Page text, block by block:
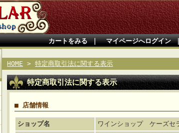
カートをみる｜ マイページへログイン
HOME > 特定商取引法に関する表示
特定商取引法に関する表示
■ 店舗情報
ショップ名
ワインショップ ケーズセ